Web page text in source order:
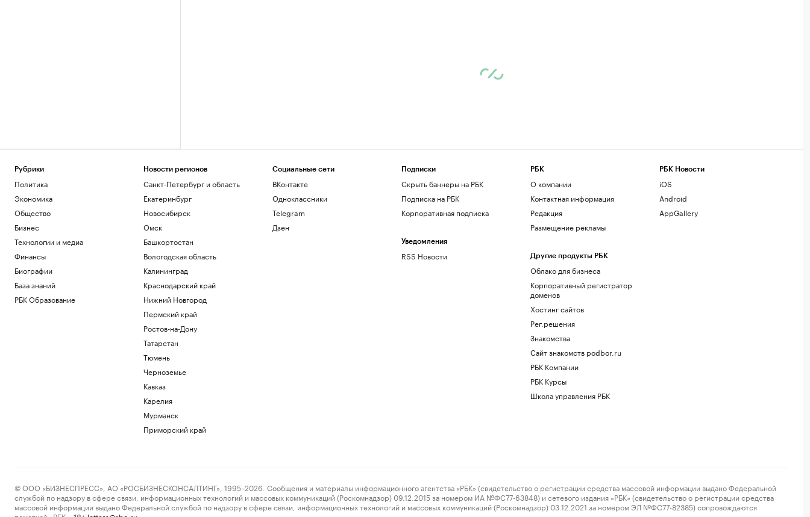
Рубрики
Политика
Экономика
Общество
Бизнес
Технологии и медиа
Финансы
Биографии
База знаний
РБК Образование
Новости регионов
Санкт-Петербург и область
Екатеринбург
Новосибирск
Омск
Башкортостан
Вологодская область
Калининград
Краснодарский край
Нижний Новгород
Пермский край
Ростов-на-Дону
Татарстан
Тюмень
Черноземье
Кавказ
Карелия
Мурманск
Приморский край
Социальные сети
ВКонтакте
Одноклассники
Telegram
Дзен
Подписки
Скрыть баннеры на РБК
Подписка на РБК
Корпоративная подписка
Уведомления
RSS Новости
РБК
О компании
Контактная информация
Редакция
Размещение рекламы
Другие продукты РБК
Облако для бизнеса
Корпоративный регистратор
доменов
Хостинг сайтов
Рег.решения
Знакомства
Сайт знакомств podbor.ru
РБК Компании
РБК Курсы
Школа управления РБК
РБК Новости
iOS
Android
AppGallery
© ООО «БИЗНЕСПРЕСС», АО «РОСБИЗНЕСКОНСАЛТИНГ», 1995–2026. Сообщения и материалы информационного агентства «РБК» (свидетельство о регистрации средства массовой информации выдано Федеральной
службой по надзору в сфере связи, информационных технологий и массовых коммуникаций (Роскомнадзор) 09.12.2015 за номером ИА №ФС77-63848) и сетевого издания «РБК» (свидетельство о регистрации средства
массовой информации выдано Федеральной службой по надзору в сфере связи, информационных технологий и массовых коммуникаций (Роскомнадзор) 03.12.2021 за номером ЭЛ №ФС77-82385) сопровождаются